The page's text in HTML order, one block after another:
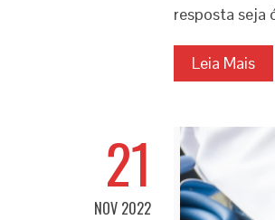
resposta seja
Leia Mais
21
NOV 2022